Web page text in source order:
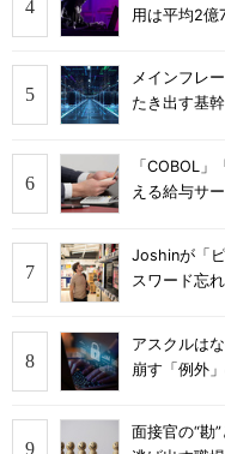
用は平均2億
メインフレ
たき出す基
「COBOL
える給与サ
Joshinが「
スワード忘
アスクルは
崩す「例外
面接官の“勘